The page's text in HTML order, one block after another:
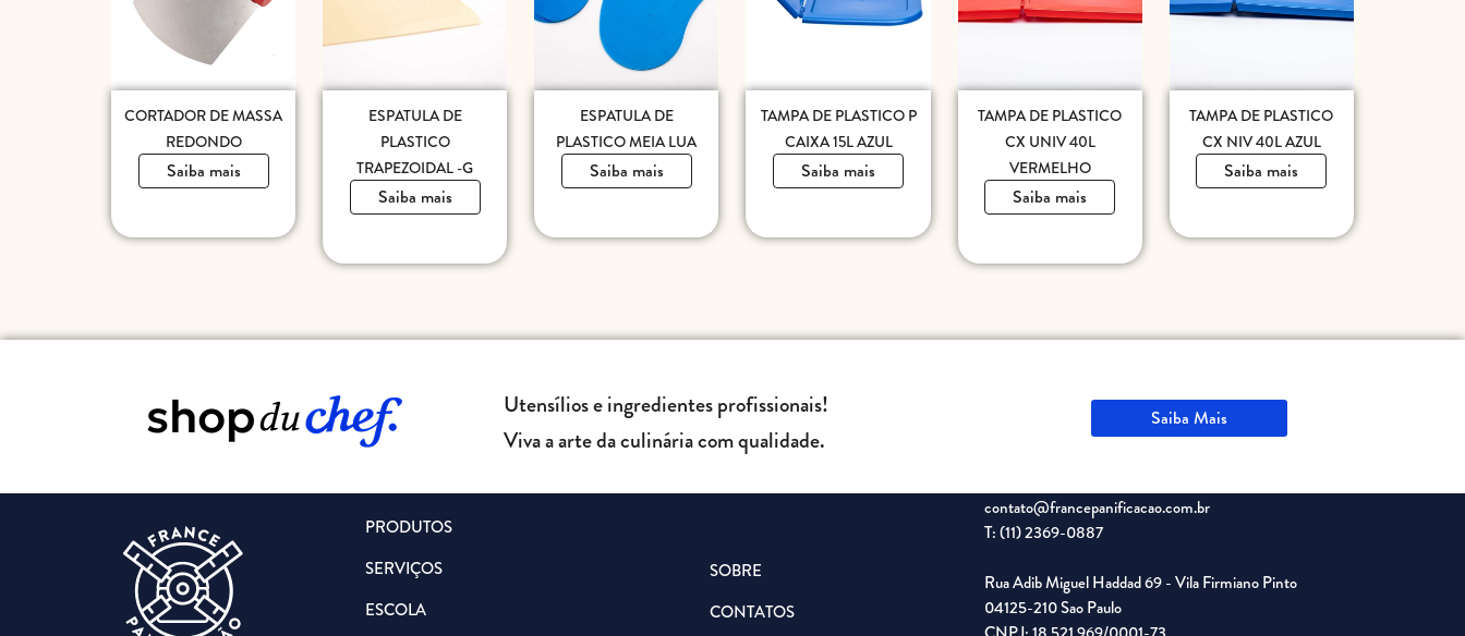
CORTADOR DE MASSA
REDONDO
Saiba mais
ESPATULA DE
PLASTICO
TRAPEZOIDAL -G
Saiba mais
ESPATULA DE
PLASTICO MEIA LUA
Saiba mais
TAMPA DE PLASTICO P
CAIXA 15L AZUL
Saiba mais
TAMPA DE PLASTICO
CX UNIV 40L
VERMELHO
Saiba mais
TAMPA DE PLASTICO
CX NIV 40L AZUL
Saiba mais
Utensílios e ingredientes profissionais!
Viva a arte da culinária com qualidade.
Saiba Mais
PRODUTOS
SERVIÇOS
ESCOLA
SOBRE
CONTATOS
contato@francepanificacao.com.br
T: (11) 2369-0887
Rua Adib Miguel Haddad 69 - Vila Firmiano Pinto
04125-210 Sao Paulo